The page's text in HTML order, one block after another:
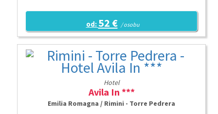
od: 52 € / osobu
Hotel
Avila In ***
Emilia Romagna / Rimini - Torre Pedrera